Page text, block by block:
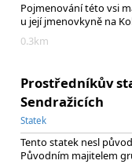
Pojmenování této vsi
u její jmenovkyně na
0.3km
Prostředníkův
Sendražicích
Statek
Tento statek nesl
Původním majitelem